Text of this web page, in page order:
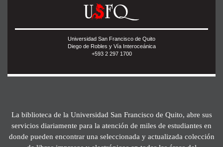
Universidad San Francisco de Quito
Diego de Robles y Vía Interoceánica
+593 2 297 1700
La biblioteca de la Universidad San Francisco de Quito, abre sus
servicios diariamente para la atención de miles de estudiantes en
donde pueden encontrar una seleccionada y actualizada colección